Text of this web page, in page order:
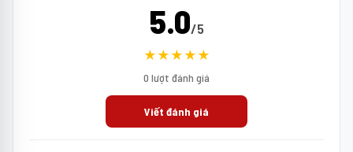
5.0/5
★★★★★
0 lượt đánh giá
Viết đánh giá